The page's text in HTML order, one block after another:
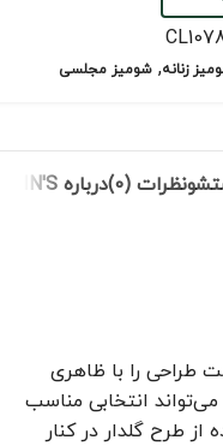
زنانه, شومیز مجلسی
نظرات (0) درباره COLIN'S
طراحی را با ظاهری
انتخابی مناسب
طرح گلدار در کنار